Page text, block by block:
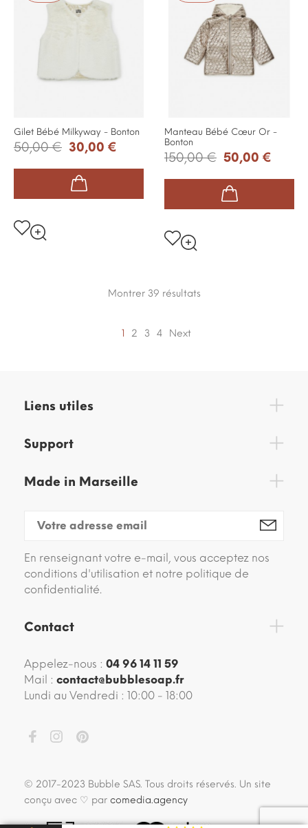
Gilet Bébé Milkyway - Bonton
50,00 € 30,00 €
Manteau Bébé Cœur Or -
Bonton
150,00 € 50,00 €
Montrer 39 résultats
1 2 3 4 Next
Liens utiles
Support
Made in Marseille
En renseignant votre e-mail, vous acceptez nos
conditions d'utilisation et notre politique de
confidentialité.
Contact
Appelez-nous : 04 96 14 11 59
Mail : contact@bubblesoap.fr
Lundi au Vendredi : 10:00 - 18:00
© 2017-2023 Bubble SAS. Tous droits réservés. Un site
conçu avec ♡ par comedia.agency